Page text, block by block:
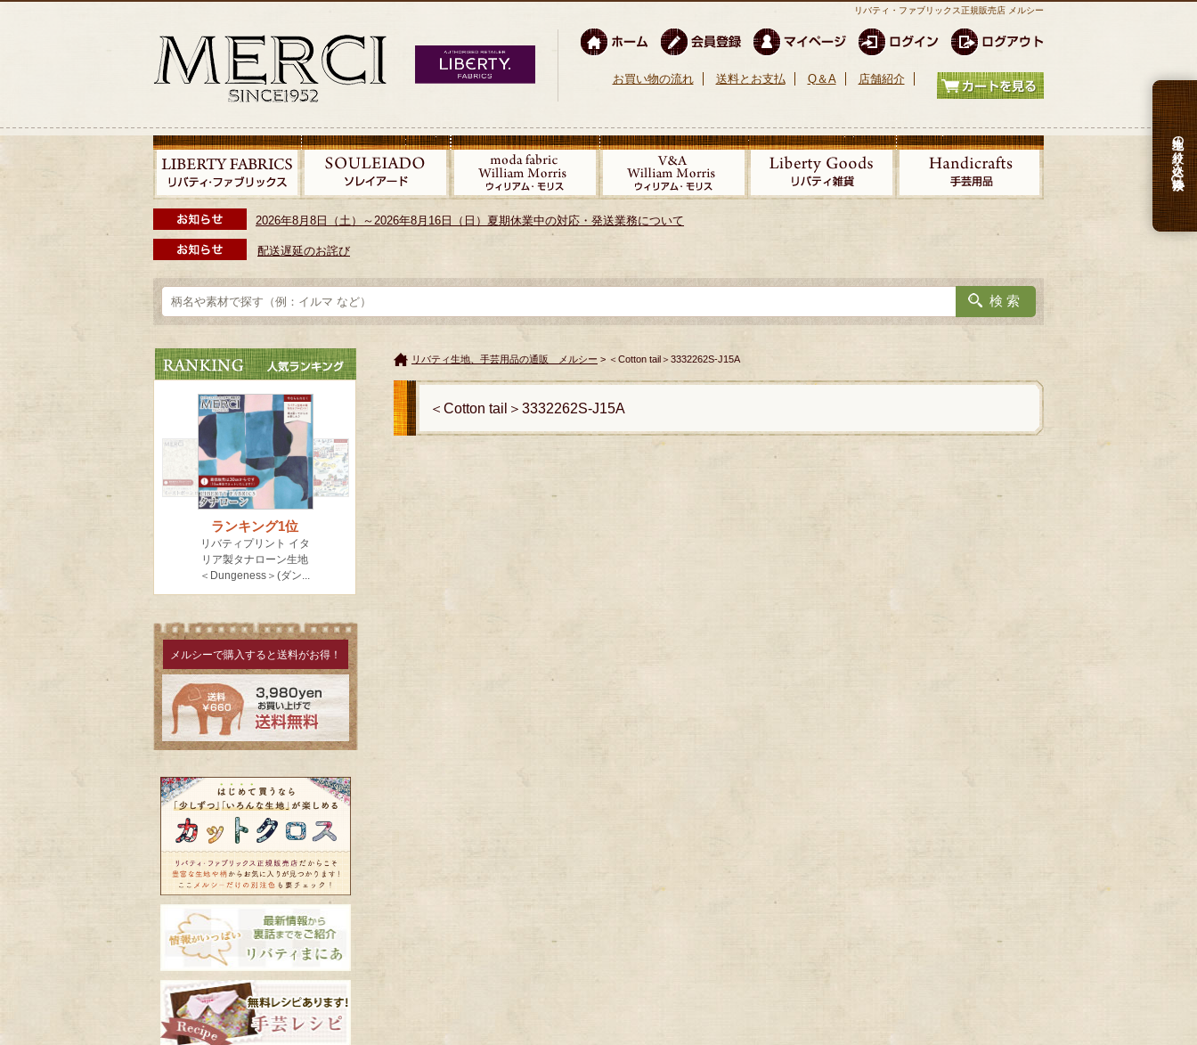
リバティ・ファブリックス正規販売店 メルシー
お買い物の流れ 送料とお支払 Q＆A 店舗紹介
2026年8月8日（土）～2026年8月16日（日）夏期休業中の対応・発送業務について
配送遅延のお詫び
生地の絞り込み検索
メルシーで購入すると送料がお得！
リバティ生地、手芸用品の通販 メルシー > ＜Cotton tail＞3332262S-J15A
＜Cotton tail＞3332262S-J15A